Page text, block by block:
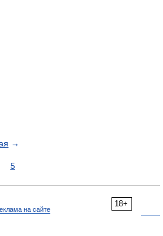
→
5
18+
на сайте